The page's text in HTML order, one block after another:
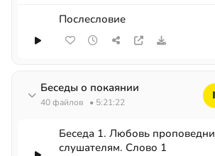
Послесловие
Беседы о покаянии
40 файлов • 5:21:22
Беседа 1. Любовь
слушателям. Слово 1